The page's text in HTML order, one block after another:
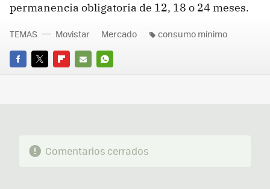
permanencia obligatoria de 12, 18 o 24 meses.
FACEBOOK
TWITTERFLIPBOARD
E-
WHATSAPP
TEMAS Movistar Mercado consumo mínimo
Comentarios cerrados